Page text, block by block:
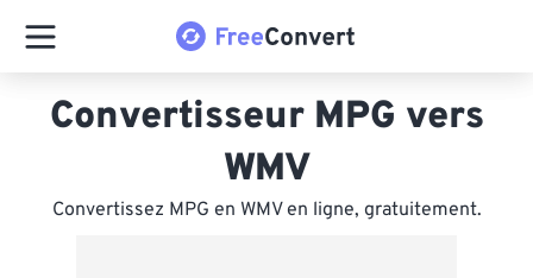
Convertisseur MPG vers
WMV
Convertissez MPG en WMV en ligne, gratuitement.